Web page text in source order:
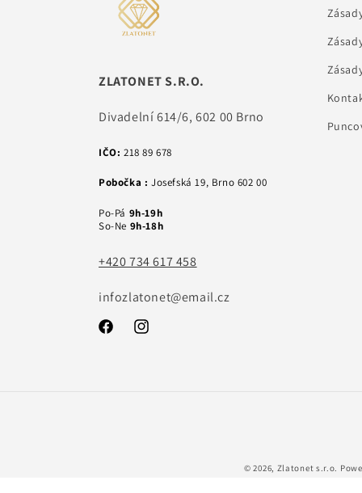
ZLATONET S.R.O.
Divadelní 614/6, 602 00 Brno
IČO: 218 89 678
Pobočka : Josefská 19, Brno 602 00
Po-Pá 9h-19h
So-Ne 9h-18h
+420 734 617 458
infozlatonet@email.cz
FacebookInstagram
© 2026, Zlatonet s.r.o.